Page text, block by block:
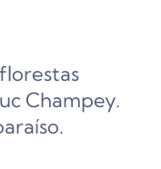
Champey.